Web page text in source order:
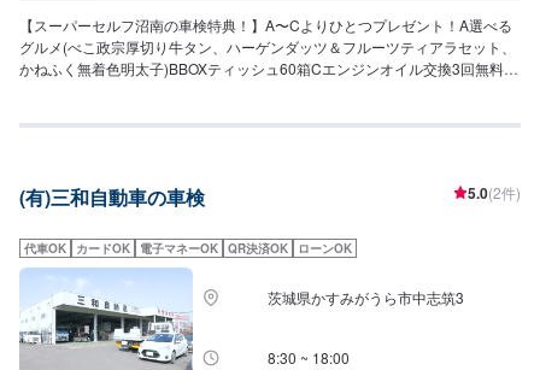
キャンペーンの割引との併用はできません。＜＜＜注意事項＞＞＞・事業用
登録者、トラック類、8ナンバー車、並行輸入車、一部外車、改造車はお受け
できません。・外車、ハイブリッド車、ダブルタイヤ車の車検基本料は車種
は、お車の状態に合わせ、別途お見積りとなります。・ブレーキ関連整備費
ます。▶︎詳しく知りたい方はお問い合わせください
【スーパーセルフ沼南の車検特典！】A〜Cよりひとつプレゼント！A選べる
グルメ(べこ政宗厚切り牛タン、ハーゲンダッツ＆フルーツティアラセット、
かねふく無着色明太子)BBOXティッシュ60箱Cエンジンオイル交換3回無料
【金額】【軽自動車】N-BOX,ハスラー,タント等車検基本料：11,000円自賠
料：11,000円自賠責保険：17,650円重量税：16,400円印紙代：2,200円-------
セラ等(1.0t-1.5t以下)車検基本料：11,000円自賠責保険：17,650円重量税：
24,600円印紙代：2,200円----------------------------------------合計：55,450円【大
型自動車】オデッセイ,セレナ,クラウン等(1.5t-2.0t以下)車検基本料：11,000
円自賠責保険：17,650円重量税：32,800円印紙代：2,300円-----------------------
-----------------合計：63,750円【さらに安心をプラスしたい方へ】[セーフティ
コース]6,600円1.ブレーキオイル交換2.タイヤローテーション[パーフェクト
(有)三和自動車の車検 5.0(2件)
代車OK カードOK 電子マネーOK QR決済OK ローンOK
茨城県かすみがうら市中志筑3
8:30 ~ 18:00